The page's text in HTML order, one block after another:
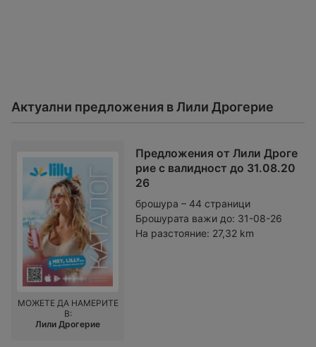
Актуални предложения в Лили Дрогерие
Предложения от Лили Дроге
рие с валидност до 31.08.20
26
брошура – 44 страници
Брошурата важи до: 31-08-26
На разстояние: 27,32 km
МОЖЕТЕ ДА НАМЕРИТЕ
В:
Лили Дрогерие